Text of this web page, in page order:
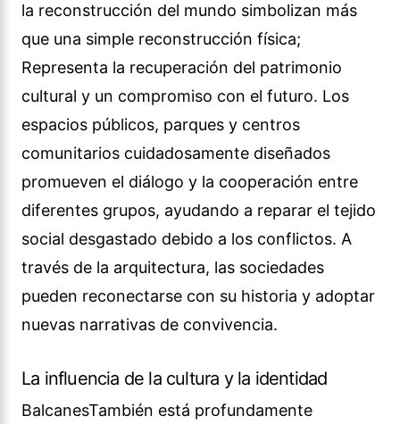
la reconstrucción del mundo simbolizan más
que una simple reconstrucción física;
Representa la recuperación del patrimonio
cultural y un compromiso con el futuro. Los
espacios públicos, parques y centros
comunitarios cuidadosamente diseñados
promueven el diálogo y la cooperación entre
diferentes grupos, ayudando a reparar el tejido
social desgastado debido a los conflictos. A
través de la arquitectura, las sociedades
pueden reconectarse con su historia y adoptar
nuevas narrativas de convivencia.
La influencia de la cultura y la identidad
BalcanesTambién está profundamente